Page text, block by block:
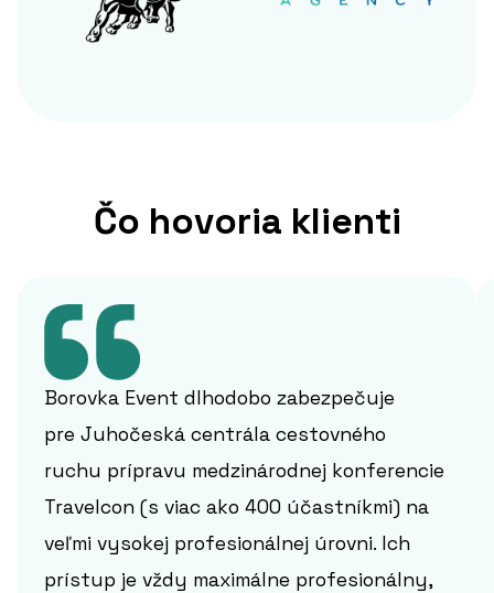
Čo hovoria klienti
Borovka Event dlhodobo zabezpečuje
pre Juhočeská centrála cestovného
ruchu prípravu medzinárodnej konferencie
Travelcon (s viac ako 400 účastníkmi) na
veľmi vysokej profesionálnej úrovni. Ich
prístup je vždy maximálne profesionálny,